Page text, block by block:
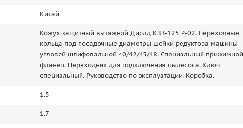
Китай
Кожух защитный вытяжной Диолд КЗВ-125 Р-02. Переходные
кольца под посадочные диаметры шейки редуктора машины
угловой шлифовальной 40/42/45/48. Специальный прижимной
фланец. Переходник для подключения пылесоса. Ключ
специальный. Руководство по эксплуатации. Коробка.
1.5
1.7